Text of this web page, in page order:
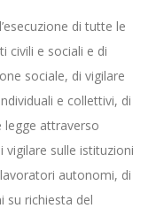
di tutte le
civili e sociali e di
sociale, di vigilare
e collettivi, di
legge attraverso
vigilare sulle istituzioni
autonomi, di
su richiesta del